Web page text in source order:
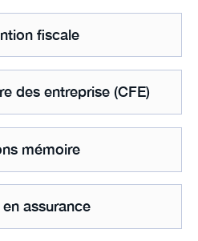
fiscale
des entreprise (CFE)
mémoire
assurance